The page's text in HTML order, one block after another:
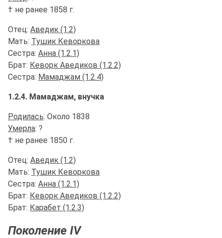
† не ранее 1858 г.
Отец: Аведик (1.2)
Мать: Тушик Кеворкова
Сестра: Анна (1.2.1)
Брат: Кеворк Аведиков (1.2.2)
Сестра: Мамаджам (1.2.4)
1.2.4. Мамаджам, внучка
Родилась: Около 1838
Умерла: ?
† не ранее 1850 г.
Отец: Аведик (1.2)
Мать: Тушик Кеворкова
Сестра: Анна (1.2.1)
Брат: Кеворк Аведиков (1.2.2)
Брат: Карабет (1.2.3)
Поколение IV